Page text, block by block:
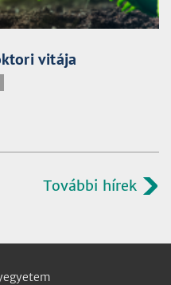
vitája
További hírek